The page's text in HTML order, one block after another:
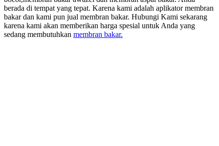
berada di tempat yang tepat. Karena kami adalah aplikator membran
bakar dan kami pun jual membran bakar. Hubungi Kami sekarang
karena kami akan memberikan harga spesial untuk Anda yang
sedang membutuhkan membran bakar.